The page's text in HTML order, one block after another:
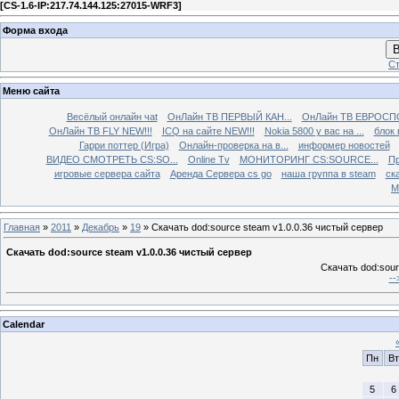
[CS-1.6-IP:217.74.144.125:27015-WRF3]
Форма входа
Меню сайта
Весёлый онлайн чаt ОнЛайн ТВ ПЕРВЫЙ КАН...
ОнЛайн ТВ
ОнЛайн ТВ FLY NEW!!!
ICQ на сайте NEW!!! Nokia 5800 у вас на ...
блок
Гарри поттер (Игра)
Онлайн-проверка на в...
информер новостей
ВИДЕО СМОТРЕТЬ CS:SO...
Online Tv МОНИТОРИНГ CS:SOURCE...
игровые сервера сайта
Аренда Сервера cs go наша группа в steam
Главная » 2011 » Декабрь » 19 » Скачать dod:source steam v1.0.0.36 чистый сервер
Скачать dod:source steam v1.0.0.36 чистый сервер
Скачать
--
Calendar
Пн
Вт
5
6